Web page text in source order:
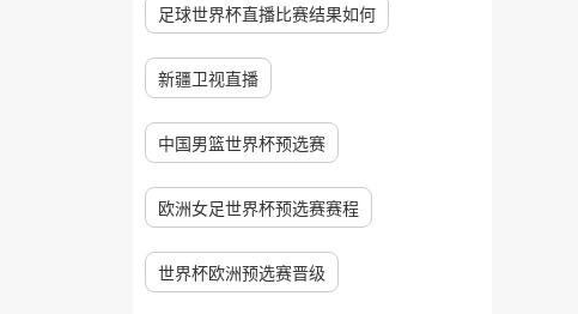
足球世界杯直播比赛结果如何
新疆卫视直播
中国男篮世界杯预选赛
欧洲女足世界杯预选赛赛程
世界杯欧洲预选赛晋级